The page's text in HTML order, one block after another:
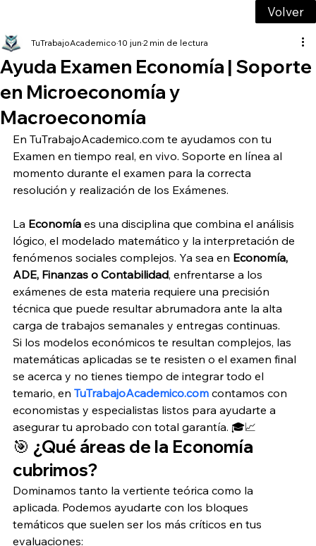
Volver
Ayuda Examen Economía | Soporte
en Microeconomía y
Macroeconomía
TuTrabajoAcademico 10 jun 2 min de lectura
En TuTrabajoAcademico.com te ayudamos con tu
Examen en tiempo real, en vivo. Soporte en línea al
momento durante el examen para la correcta
resolución y realización de los Exámenes.
La Economía es una disciplina que combina el análisis
lógico, el modelado matemático y la interpretación de
fenómenos sociales complejos. Ya sea en Economía,
ADE, Finanzas o Contabilidad, enfrentarse a los
exámenes de esta materia requiere una precisión
técnica que puede resultar abrumadora ante la alta
carga de trabajos semanales y entregas continuas.
Si los modelos económicos te resultan complejos, las
matemáticas aplicadas se te resisten o el examen final
se acerca y no tienes tiempo de integrar todo el
temario, en TuTrabajoAcademico.com contamos con
economistas y especialistas listos para ayudarte a
asegurar tu aprobado con total garantía. 🎓📈
🎯 ¿Qué áreas de la Economía
cubrimos?
Dominamos tanto la vertiente teórica como la
aplicada. Podemos ayudarte con los bloques
temáticos que suelen ser los más críticos en tus
evaluaciones: